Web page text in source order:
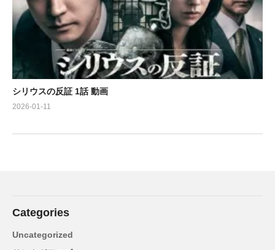
シリウスの反証 1話 動画
2026-01-11
Categories
Uncategorized